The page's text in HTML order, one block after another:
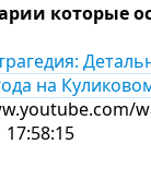
которые
на
17:58:15